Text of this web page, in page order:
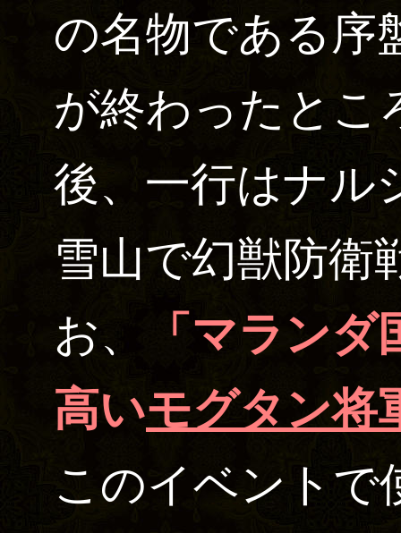
の名物である序
が終わったとこ
後、一行はナル
雪山で幻獣防衛
お、
「マラン
高いモグタン将
このイベントで